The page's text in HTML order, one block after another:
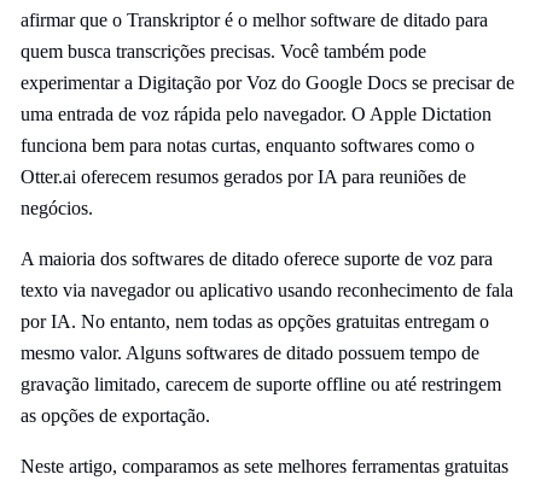
afirmar que o Transkriptor é o melhor software de ditado para
quem busca transcrições precisas. Você também pode
experimentar a Digitação por Voz do Google Docs se precisar de
uma entrada de voz rápida pelo navegador. O Apple Dictation
funciona bem para notas curtas, enquanto softwares como o
Otter.ai oferecem resumos gerados por IA para reuniões de
negócios.
A maioria dos softwares de ditado oferece suporte de voz para
texto via navegador ou aplicativo usando reconhecimento de fala
por IA. No entanto, nem todas as opções gratuitas entregam o
mesmo valor. Alguns softwares de ditado possuem tempo de
gravação limitado, carecem de suporte offline ou até restringem
as opções de exportação.
Neste artigo, comparamos as sete melhores ferramentas gratuitas